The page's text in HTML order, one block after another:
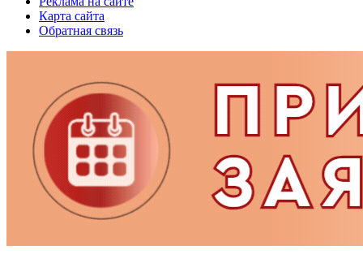
Карта сайта
Обратная связь